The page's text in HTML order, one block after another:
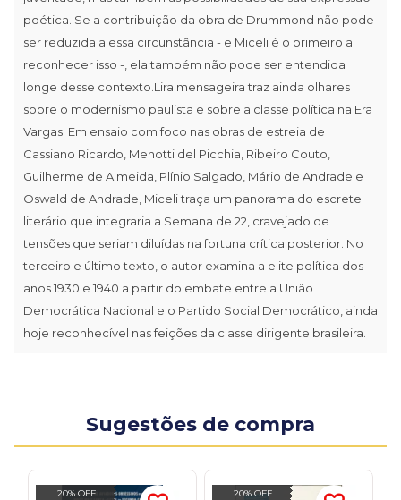
poética. Se a contribuição da obra de Drummond não pode
ser reduzida a essa circunstância - e Miceli é o primeiro a
reconhecer isso -, ela também não pode ser entendida
longe desse contexto.Lira mensageira traz ainda olhares
sobre o modernismo paulista e sobre a classe política na Era
Vargas. Em ensaio com foco nas obras de estreia de
Cassiano Ricardo, Menotti del Picchia, Ribeiro Couto,
Guilherme de Almeida, Plínio Salgado, Mário de Andrade e
Oswald de Andrade, Miceli traça um panorama do escrete
literário que integraria a Semana de 22, cravejado de
tensões que seriam diluídas na fortuna crítica posterior. No
terceiro e último texto, o autor examina a elite política dos
anos 1930 e 1940 a partir do embate entre a União
Democrática Nacional e o Partido Social Democrático, ainda
hoje reconhecível nas feições da classe dirigente brasileira.
Sugestões de compra
20% OFF 20% OFF